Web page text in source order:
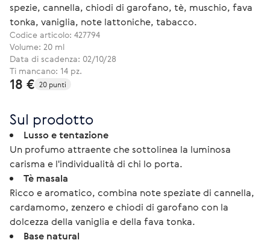
spezie, cannella, chiodi di garofano, tè, muschio, fava
tonka, vaniglia, note lattoniche, tabacco.
Codice articolo: 427794
Volume: 20 ml
Data di scadenza: 02/10/28
Ti mancano: 14 pz.
18 € 20 punti
Sul prodotto
Lusso e tentazione
Un profumo attraente che sottolinea la luminosa
carisma e l'individualità di chi lo porta.
Tè masala
Ricco e aromatico, combina note speziate di cannella,
cardamomo, zenzero e chiodi di garofano con la
dolcezza della vaniglia e della fava tonka.
Base natural